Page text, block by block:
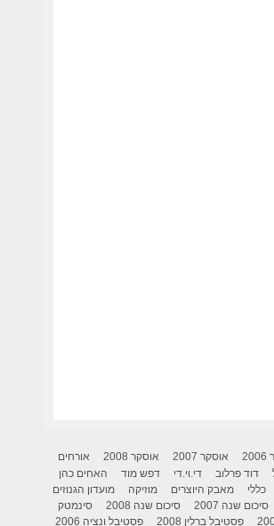
אוסקר 2007 אוסקר 2008
אורחים
דוד פרלוב די.וי.די דפש מוד
האחים כהן
כללי מאבק היוצרים מוזיקה
מועדון הגנוזים
סיכום שנה 2007 סיכום שנה 2008
סינמטק
פסטיבל ברלין 2008 פסטיבל ונציה 2006